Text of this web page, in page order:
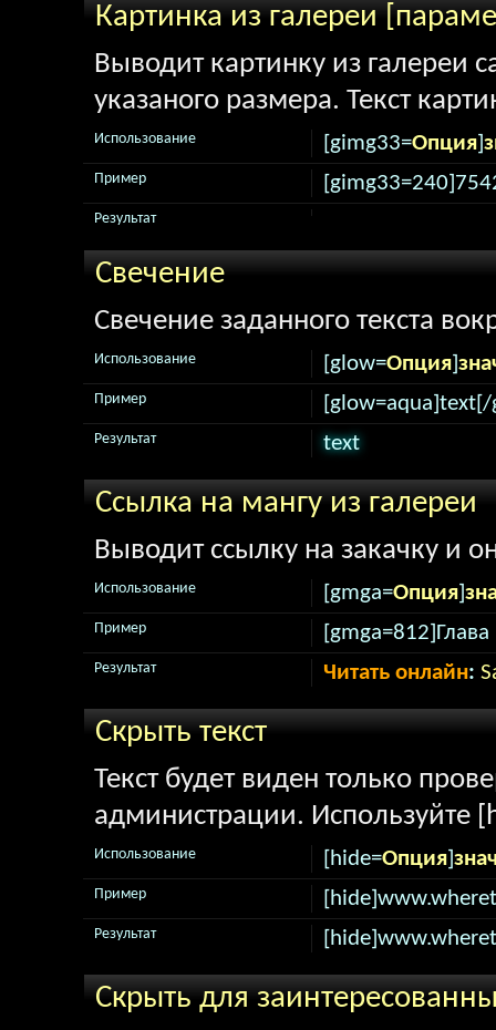
Картинка из галереи
Выводит картинку из галереи
указаного размера. Текст
[gimg33=Опция]
Использование
Пример
Результат
Свечение
Свечение заданного текста
[glow=Опция]
Использование
Пример
text
Результат
Ссылка на мангу из галереи
Выводит ссылку на закачку и
[gmga=Опция]
Использование
Пример
Читать онлайн:
Результат
Скрыть текст
Текст будет виден только
администрации. Используйте
[hide=Опция]
Использование
Пример
Результат
Скрыть для